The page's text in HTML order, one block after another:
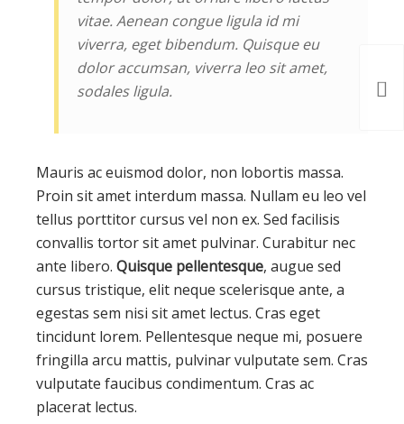
vitae. Aenean congue ligula id mi
viverra, eget bibendum. Quisque eu
dolor accumsan, viverra leo sit amet,
sodales ligula.
Mauris ac euismod dolor, non lobortis massa.
Proin sit amet interdum massa. Nullam eu leo vel
tellus porttitor cursus vel non ex. Sed facilisis
convallis tortor sit amet pulvinar. Curabitur nec
ante libero. Quisque pellentesque, augue sed
cursus tristique, elit neque scelerisque ante, a
egestas sem nisi sit amet lectus. Cras eget
tincidunt lorem. Pellentesque neque mi, posuere
fringilla arcu mattis, pulvinar vulputate sem. Cras
vulputate faucibus condimentum. Cras ac
placerat lectus.